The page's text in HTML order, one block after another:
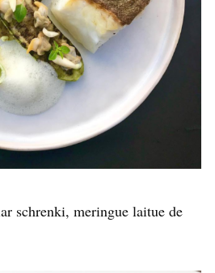
schrenki, meringue laitue de